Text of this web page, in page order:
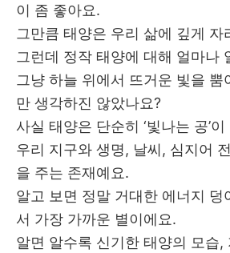
이 좀 좋아요.
그만큼 태양은 우리 삶에 깊게 자
그런데 정작 태양에 대해 얼마나
그냥 하늘 위에서 뜨거운 빛을 뿜
만 생각하진 않았나요?
사실 태양은 단순히 ‘빛나는 공’
우리 지구와 생명, 날씨, 심지어
을 주는 존재예요.
알고 보면 정말 거대한 에너지 덩
서 가장 가까운 별이에요.
알면 알수록 신기한 태양의 모습,